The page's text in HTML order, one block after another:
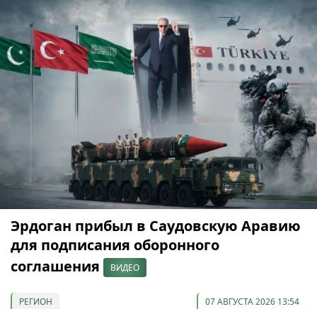
Эрдоган прибыл в Саудовскую Аравию
для подписания оборонного
соглашения
ВИДЕО
РЕГИОН 07 АВГУСТА 2026 13:54